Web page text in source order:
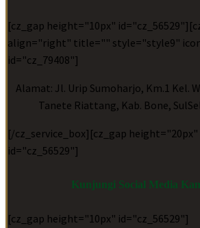
[cz_gap height="10px"
align="right" title="" style="style9"
id="cz_79408"]
Alamat: Jl. Urip Sumoharjo, Km.1 Kel.
Tanete Riattang, Kab. Bone,
[/cz_service_box][cz_gap height="20px"
id="cz_56529"]
Kunjungi Social Media
[cz_gap height="10px" id="cz_56529"]